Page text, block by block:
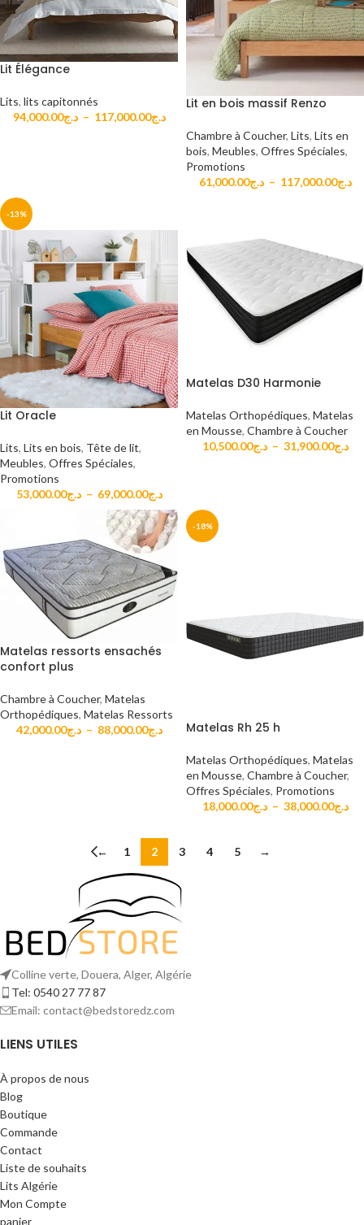
Lit Élégance
Lits, lits capitonnés
د.ج94,000.00 – د.ج117,000.00
Lit en bois massif Renzo
Chambre à Coucher, Lits, Lits en
bois, Meubles, Offres Spéciales,
Promotions
د.ج61,000.00 – د.ج117,000.00
-13%
Lit Oracle
Lits, Lits en bois, Tête de lit,
Meubles, Offres Spéciales,
Promotions
د.ج53,000.00 – د.ج69,000.00
Matelas D30 Harmonie
Matelas Orthopédiques, Matelas
en Mousse, Chambre à Coucher
د.ج10,500.00 – د.ج31,900.00
Matelas ressorts ensachés
confort plus
Chambre à Coucher, Matelas
Orthopédiques, Matelas Ressorts
د.ج42,000.00 – د.ج88,000.00
-18%
Matelas Rh 25 h
Matelas Orthopédiques, Matelas
en Mousse, Chambre à Coucher,
Offres Spéciales, Promotions
د.ج18,000.00 – د.ج38,000.00
← 1 2 3 4 5 →
Colline verte, Douera, Alger, Algérie
Tel: 0540 27 77 87
Email: contact@bedstoredz.com
LIENS UTILES
À propos de nous
Blog
Boutique
Commande
Contact
Liste de souhaits
Lits Algérie
Mon Compte
panier